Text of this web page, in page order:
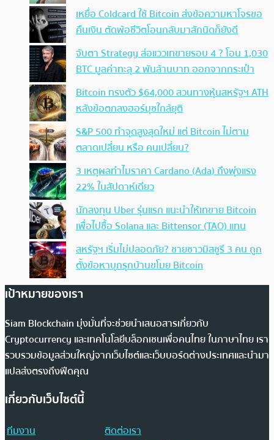
เหยื่อ Coldcard ใช้ Bitcoin ส่งข้อความหาโจรขอ
คืนเงิน ตัดพ้อชีวิตโอนกลับมาสักนิดก็ยังดี
จับตา Strategy ส่อแววเทขายรอบ 4 ? โอน 1,030
BTC มูลค่าทะลุ 2 พันล้านบาท ออกจากกระเป๋า
Bitcoin ทรงตัว $64,000 สวนทางหุ้นสหรัฐฯ ATH
หลังข้อตกลงฮอร์มุซใกล้ยุติ
S&P 500 ทำจุดสูงสุดใหม่ แต่ Bitcoin ไม่ตาม
ตลาดเปลี่ยน หรือ คนเปลี่ยน?
3 เหตุผลทำไมราคา Cardano (Ada) ถึงพุ่งแรง
22% ในสัปดาห์เดียว
นักลงทุน Uber รุ่นแรก แนะนำให้เทขาย Bitcoin
เพื่อไปซื้อ Solana และ Bittensor (TAO) แทน
สหรัฐฯ เริ่มไม่ปลอดภัย? ชายชาวมิสซูรี 3 คน ถูก
ตั้งข้อหาบุกรุกบ้านขโมย Bitcoin
เป้าหมายของเรา
Siam Blockchain มุ่งมั่นที่จะช่วยนำเสนอสารเกี่ยวกับ
Cryptocurrency และเทคโนโลยีบล็อกเชนเพื่อคนไทย ในภาษาไทย เรา
รวบรวมข้อมูลส่วนใหญ่จากเว็บไซต์และเว็บบอร์ดต่างประเทศและนำมา
แปลส่งตรงถึงฟีดคุณ
เกี่ยวกับเว็บไซต์นี้
ทีมงาน
ติดต่อเรา